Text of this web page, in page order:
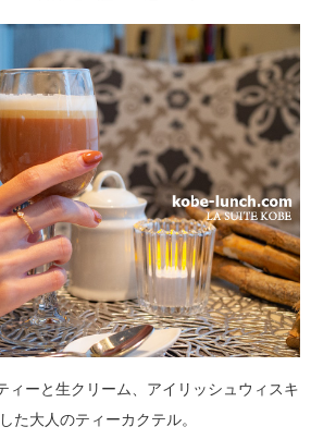
ィーと生クリーム、アイリッシュウィスキ
た大人のティーカクテル。